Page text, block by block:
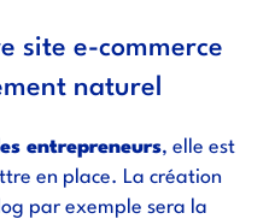
site e-commerce
naturel
entrepreneurs, elle est
en place. La création
par exemple sera la